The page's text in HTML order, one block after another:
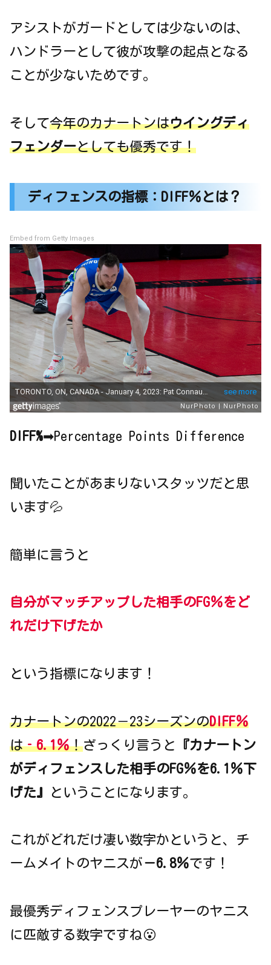
アシストがガードとしては少ないのは、
ハンドラーとして彼が攻撃の起点となる
ことが少ないためです。
そして今年のカナートンはウイングディ
フェンダーとしても優秀です！
ディフェンスの指標：DIFF％とは？
Embed from Getty Images
DIFF%➡Percentage Points Difference
聞いたことがあまりないスタッツだと思
います💦
簡単に言うと
自分がマッチアップした相手のFG％をど
れだけ下げたか
という指標になります！
カナートンの2022－23シーズンのDIFF％
は‐6.1％！ざっくり言うと
『カナートン
がディフェンスした相手のFG％を6.1％下
げた』
ということになります。
これがどれだけ凄い数字かというと、チ
ームメイトのヤニスが－6.8％です！
最優秀ディフェンスプレーヤーのヤニス
に匹敵する数字ですね😮